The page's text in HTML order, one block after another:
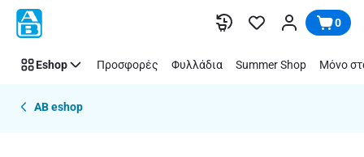
Παράλειψη 0
Eshop Προσφορές Φυλλάδια Summer Shop Μόνο
AB eshop